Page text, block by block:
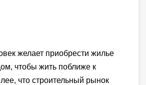
желает приобрести жилье
чтобы жить поближе к
что строительный рынок